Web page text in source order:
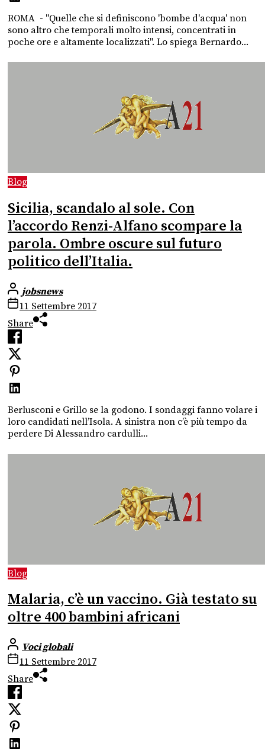
ROMA - "Quelle che si definiscono 'bombe d'acqua' non
sono altro che temporali molto intensi, concentrati in
poche ore e altamente localizzati". Lo spiega Bernardo...
Blog
Sicilia, scandalo al sole. Con
l’accordo Renzi-Alfano scompare la
parola. Ombre oscure sul futuro
politico dell’Italia.
jobsnews
11 Settembre 2017
Share
Berlusconi e Grillo se la godono. I sondaggi fanno volare i
loro candidati nell’Isola. A sinistra non c’è più tempo da
perdere Di Alessandro cardulli...
Blog
Malaria, c’è un vaccino. Già testato su
oltre 400 bambini africani
Voci globali
11 Settembre 2017
Share